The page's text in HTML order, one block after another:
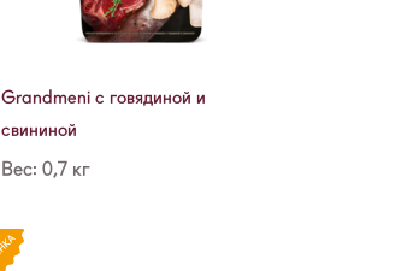
Grandmeni с говядиной и
свининой
Вес: 0,7 кг